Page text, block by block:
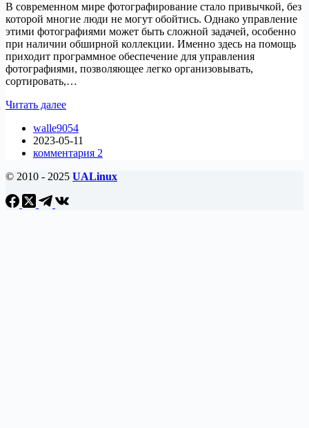
В современном мире фотографирование стало привычкой, без
которой многие люди не могут обойтись. Однако управление
этими фотографиями может быть сложной задачей, особенно
при наличии обширной коллекции. Именно здесь на помощь
приходит программное обеспечение для управления
фотографиями, позволяющее легко организовывать,
сортировать,…
Читать далееЛучшие
для
управления
фотографиями
Linux
walle9054
2023-05-11
комментария 2
© 2010 - 2025 UALinux